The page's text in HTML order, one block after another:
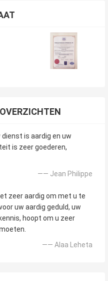
dienst is aardig en uw
is zeer goederen,
—— Jean Philippe
zeer aardig om met u te
uw aardig geduld, uw
hoopt om u zeer
—— Alaa Leheta